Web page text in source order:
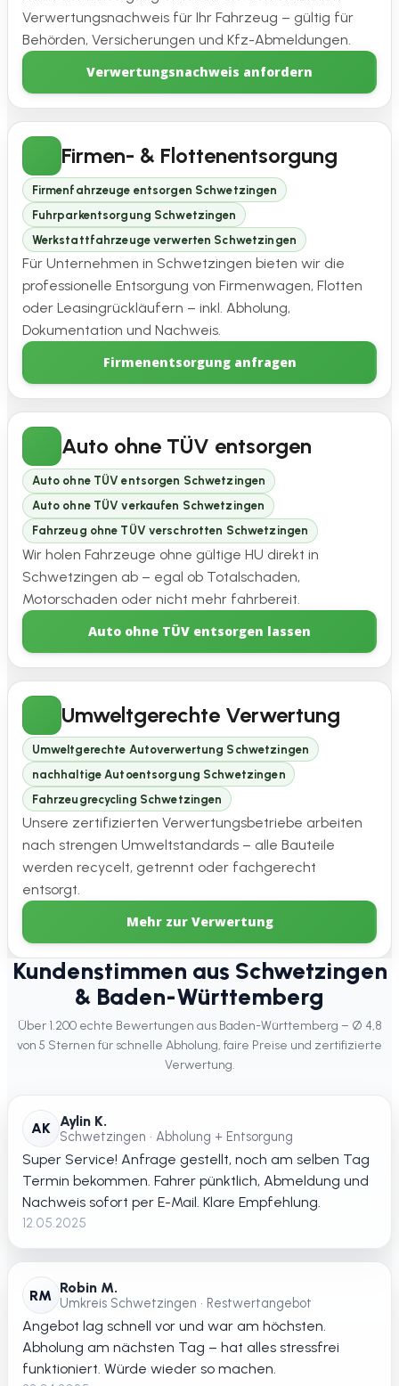
Verwertungsnachweis für Ihr Fahrzeug – gültig für
Behörden, Versicherungen und Kfz-Abmeldungen.
Verwertungsnachweis anfordern
Firmen- & Flottenentsorgung
Firmenfahrzeuge entsorgen Schwetzingen
Fuhrparkentsorgung Schwetzingen
Werkstattfahrzeuge verwerten Schwetzingen
Für Unternehmen in Schwetzingen bieten wir die
professionelle Entsorgung von Firmenwagen, Flotten
oder Leasingrückläufern – inkl. Abholung,
Dokumentation und Nachweis.
Firmenentsorgung anfragen
Auto ohne TÜV entsorgen
Auto ohne TÜV entsorgen Schwetzingen
Auto ohne TÜV verkaufen Schwetzingen
Fahrzeug ohne TÜV verschrotten Schwetzingen
Wir holen Fahrzeuge ohne gültige HU direkt in
Schwetzingen ab – egal ob Totalschaden,
Motorschaden oder nicht mehr fahrbereit.
Auto ohne TÜV entsorgen lassen
Umweltgerechte Verwertung
Umweltgerechte Autoverwertung Schwetzingen
nachhaltige Autoentsorgung Schwetzingen
Fahrzeugrecycling Schwetzingen
Unsere zertifizierten Verwertungsbetriebe arbeiten
nach strengen Umweltstandards – alle Bauteile
werden recycelt, getrennt oder fachgerecht
entsorgt.
Mehr zur Verwertung
Kundenstimmen aus Schwetzingen
& Baden-Württemberg
Über 1.200 echte Bewertungen aus Baden-Württemberg – Ø 4,8
von 5 Sternen für schnelle Abholung, faire Preise und zertifizierte
Verwertung.
AK Aylin K.
Schwetzingen • Abholung + Entsorgung
Super Service! Anfrage gestellt, noch am selben Tag
Termin bekommen. Fahrer pünktlich, Abmeldung und
Nachweis sofort per E-Mail. Klare Empfehlung.
12.05.2025
RM Robin M.
Umkreis Schwetzingen • Restwertangebot
Angebot lag schnell vor und war am höchsten.
Abholung am nächsten Tag – hat alles stressfrei
funktioniert. Würde wieder so machen.